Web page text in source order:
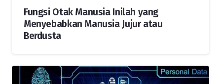
Fungsi Otak Manusia Inilah yang
Menyebabkan Manusia Jujur atau
Berdusta